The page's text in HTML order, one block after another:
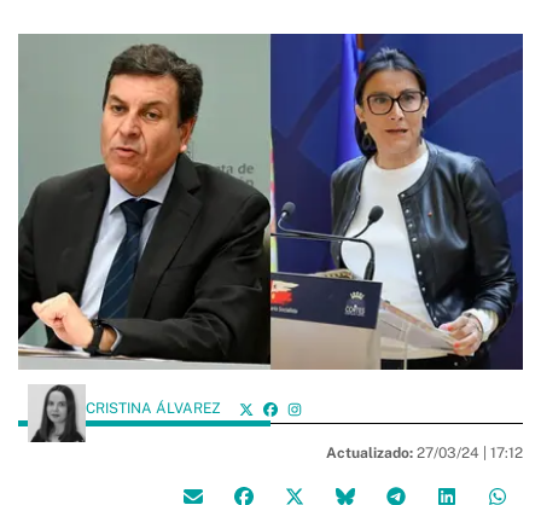
CRISTINA ÁLVAREZ
Actualizado: 27/03/24 | 17:12